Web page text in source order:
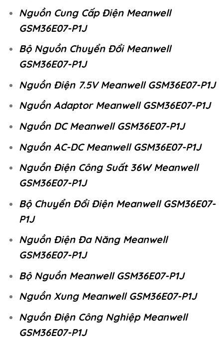
Nguồn Cung Cấp Điện Meanwell
GSM36E07-P1J
Bộ Nguồn Chuyển Đổi Meanwell
GSM36E07-P1J
Nguồn Điện 7.5V Meanwell GSM36E07-P1J
Nguồn Adaptor Meanwell GSM36E07-P1J
Nguồn DC Meanwell GSM36E07-P1J
Nguồn AC-DC Meanwell GSM36E07-P1J
Nguồn Điện Công Suất 36W Meanwell
GSM36E07-P1J
Bộ Chuyển Đổi Điện Meanwell GSM36E07-
P1J
Nguồn Điện Đa Năng Meanwell
GSM36E07-P1J
Bộ Nguồn Meanwell GSM36E07-P1J
Nguồn Xung Meanwell GSM36E07-P1J
Nguồn Điện Công Nghiệp Meanwell
GSM36E07-P1J